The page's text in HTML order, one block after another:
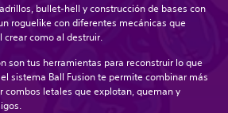
bullet-hell y construcción de bases con
roguelike con diferentes mecánicas que
como al destruir.
son tus herramientas para reconstruir lo que
sistema Ball Fusion te permite combinar más
combos letales que explotan, queman y